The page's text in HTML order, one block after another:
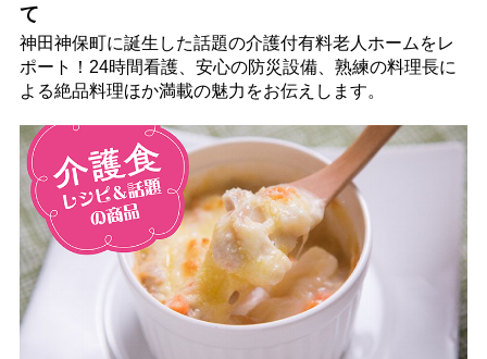
て
神田神保町に誕生した話題の介護付有料老人ホームをレ
ポート！24時間看護、安心の防災設備、熟練の料理長に
よる絶品料理ほか満載の魅力をお伝えします。